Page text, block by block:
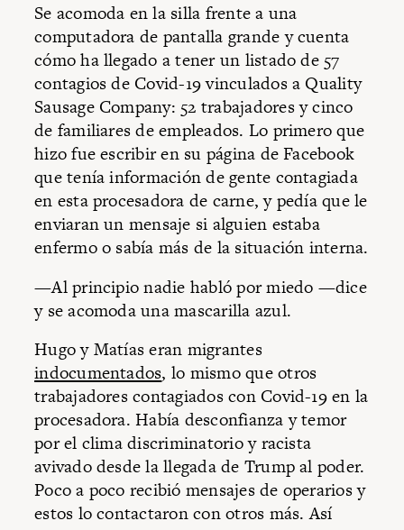
Se acomoda en la silla frente a una
computadora de pantalla grande y cuenta
cómo ha llegado a tener un listado de 57
contagios de Covid-19 vinculados a Quality
Sausage Company: 52 trabajadores y cinco
de familiares de empleados. Lo primero que
hizo fue escribir en su página de Facebook
que tenía información de gente contagiada
en esta procesadora de carne, y pedía que le
enviaran un mensaje si alguien estaba
enfermo o sabía más de la situación interna.
—Al principio nadie habló por miedo —dice
y se acomoda una mascarilla azul.
Hugo y Matías eran migrantes
indocumentados, lo mismo que otros
trabajadores contagiados con Covid-19 en la
procesadora. Había desconfianza y temor
por el clima discriminatorio y racista
avivado desde la llegada de Trump al poder.
Poco a poco recibió mensajes de operarios y
estos lo contactaron con otros más. Así